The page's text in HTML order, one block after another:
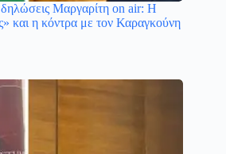
Μαργαρίτη on air: Η
και η κόντρα με τον Καραγκούνη